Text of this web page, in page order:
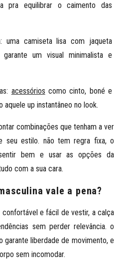
pra equilibrar o caimento das
uma camiseta lisa com jaqueta
garante um visual minimalista e
acessórios como cinto, boné e
aquele up instantâneo no look.
combinações que tenham a ver
seu estilo. não tem regra fixa, o
bem e usar as opções da
com a sua cara.
vale a pena?
e fácil de vestir, a calça
sem perder relevância. o
garante liberdade de movimento, e
sem incomodar.